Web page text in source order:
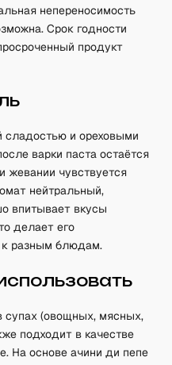
непереносимость
Срок годности
продукт
сладостью и ореховыми
варки паста остаётся
жевании чувствуется
нейтральный,
впитывает вкусы
делает его
разным блюдам.
супах (овощных, мясных,
подходит в качестве
На основе ачини ди пепе